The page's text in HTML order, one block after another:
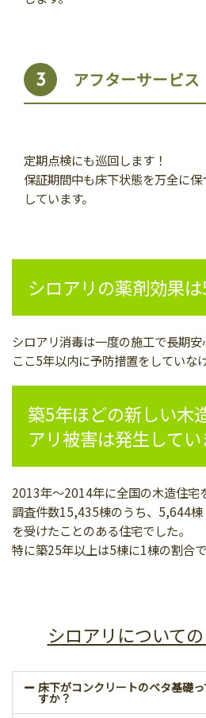
3 アフターサービス
定期点検にも巡回します！
保証期間中も床下状態を万全に
しています。
シロアリの薬剤効果は
シロアリ消毒は一度の施工で長期安
ここ5年以内に予防措置をしていな
築5年ほどの新しい木
アリ被害は発生してい
2013年～2014年に全国の木造住宅
調査件数15,435棟のうち、5,644
を受けたことのある住宅でした。
特に築25年以上は5棟に1棟の割合
シロアリについて
床下がコンクリートのベタ基礎
すか？